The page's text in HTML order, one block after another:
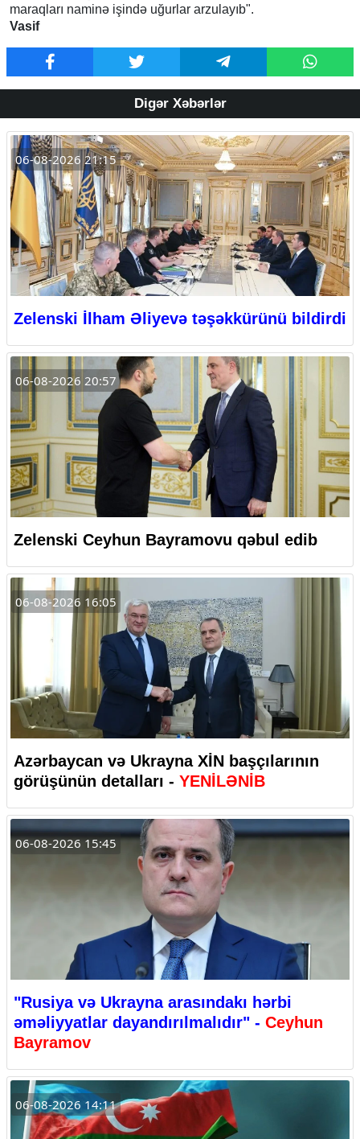
maraqları naminə işində uğurlar arzulayıb".
Vasif
Digər Xəbərlər
06-08-2026 21:15
Zelenski İlham Əliyevə təşəkkürünü bildirdi
06-08-2026 20:57
Zelenski Ceyhun Bayramovu qəbul edib
06-08-2026 16:05
Azərbaycan və Ukrayna XİN başçılarının
görüşünün detalları - YENİLƏNİB
06-08-2026 15:45
"Rusiya və Ukrayna arasındakı hərbi
əməliyyatlar dayandırılmalıdır" - Ceyhun
Bayramov
06-08-2026 14:11